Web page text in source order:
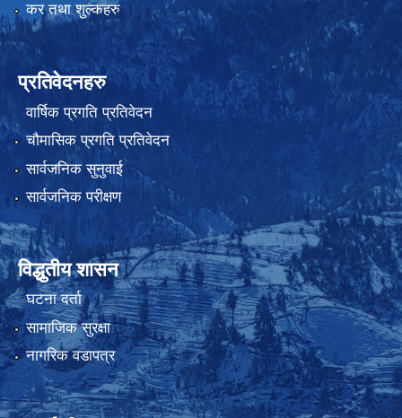
कर तथा शुल्कहरु
प्रतिवेदनहरु
वार्षिक प्रगति प्रतिवेदन
चौमासिक प्रगति प्रतिवेदन
सार्वजनिक सुनुवाई
सार्वजनिक परीक्षण
विद्धुतीय शासन
घटना दर्ता
सामाजिक सुरक्षा
नागरिक वडापत्र